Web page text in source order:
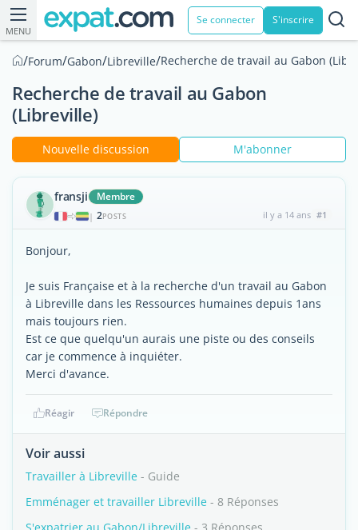
MENU
Se connecter S'inscrire
/Forum/Gabon/Libreville/Recherche de travail au Gabon
Recherche de travail au Gabon
(Libreville)
Nouvelle discussion M'abonner
fransji Membre
| 2POSTS il y a 14 ans #1
Bonjour,
Je suis Française et à la recherche d'un travail au Gabon
à Libreville dans les Ressources humaines depuis 1ans
mais toujours rien.
Est ce que quelqu'un aurais une piste ou des conseils
car je commence à inquiéter.
Merci d'avance.
Réagir Répondre
Voir aussi
Travailler à Libreville - Guide
Emménager et travailler Libreville - 8 Réponses